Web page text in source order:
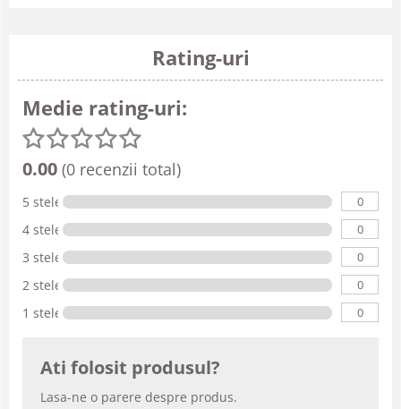
Rating-uri
Medie rating-uri:
0.00 (0 recenzii total)
5 stele 0
4 stele 0
3 stele 0
2 stele 0
1 stele 0
Ati folosit produsul?
Lasa-ne o parere despre produs.